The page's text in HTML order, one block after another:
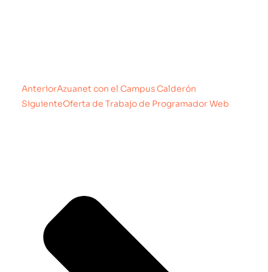
AnteriorAzuanet con el Campus Calderón
SiguienteOferta de Trabajo de Programador Web